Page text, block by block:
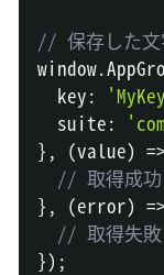
// 保存した文
window.
  key
:
  suite
:
} , (value) =>
// 取得成
} , (error) =>
// 取得失敗
}) ;